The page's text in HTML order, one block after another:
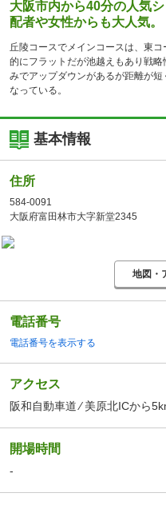
大阪市内から40分の人気
配者や女性からも大人気。
丘陵コースでメインコースは、東
的にフラットだが池越えもあり戦
みでアップダウンがあるが距離が
なっている。
基本情報
住所
584-0091
大阪府富田林市大字新堂2345
地図・
電話番号
電話番号を表示する
アクセス
阪和自動車道 ⁄ 美原北ICから
開場時間
-